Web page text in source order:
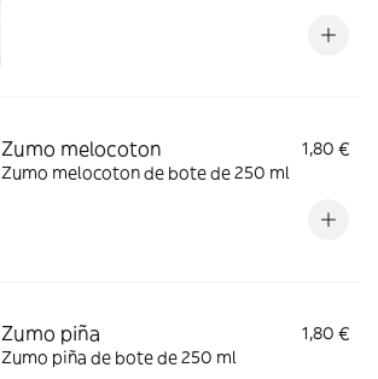
Zumo melocoton
1,80 €
Zumo melocoton de bote de 250 ml
Zumo piña
1,80 €
Zumo piña de bote de 250 ml